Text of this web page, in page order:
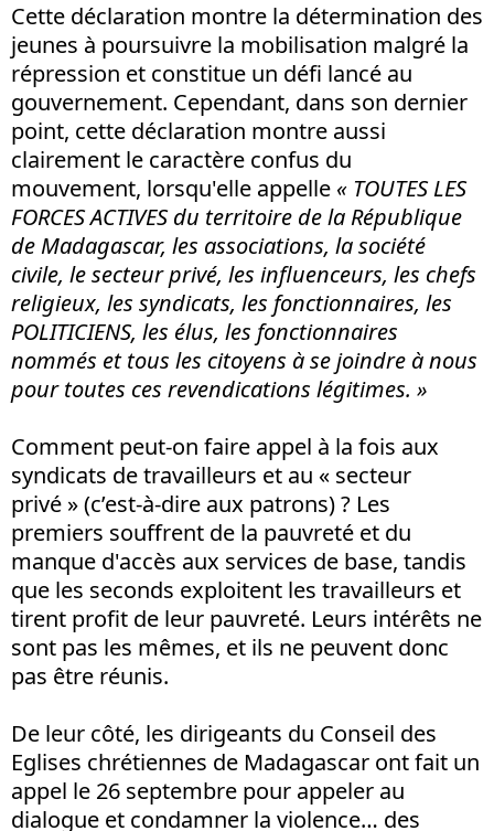
Cette déclaration montre la détermination des
jeunes à poursuivre la mobilisation malgré la
répression et constitue un défi lancé au
gouvernement. Cependant, dans son dernier
point, cette déclaration montre aussi
clairement le caractère confus du
mouvement, lorsqu'elle appelle « TOUTES LES
FORCES ACTIVES du territoire de la République
de Madagascar, les associations, la société
civile, le secteur privé, les influenceurs, les chefs
religieux, les syndicats, les fonctionnaires, les
POLITICIENS, les élus, les fonctionnaires
nommés et tous les citoyens à se joindre à nous
pour toutes ces revendications légitimes. »
Comment peut-on faire appel à la fois aux
syndicats de travailleurs et au « secteur
privé » (c’est-à-dire aux patrons) ? Les
premiers souffrent de la pauvreté et du
manque d'accès aux services de base, tandis
que les seconds exploitent les travailleurs et
tirent profit de leur pauvreté. Leurs intérêts ne
sont pas les mêmes, et ils ne peuvent donc
pas être réunis.
De leur côté, les dirigeants du Conseil des
Eglises chrétiennes de Madagascar ont fait un
appel le 26 septembre pour appeler au
dialogue et condamner la violence… des